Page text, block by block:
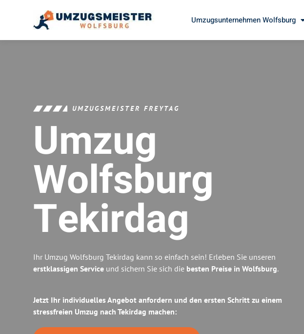
Umzugsunternehmen Wolfsburg
UMZUGSMEISTER FREYTAG
Umzug
Wolfsburg
Tekirdag
Ihr Umzug Wolfsburg Tekirdag kann so einfach sein! Erleben Sie unseren
erstklassigen Service und sichern Sie sich die besten Preise in Wolfsburg.
Jetzt Ihr individuelles Angebot anfordern und den ersten Schritt zu einem
stressfreien Umzug nach Tekirdag machen: